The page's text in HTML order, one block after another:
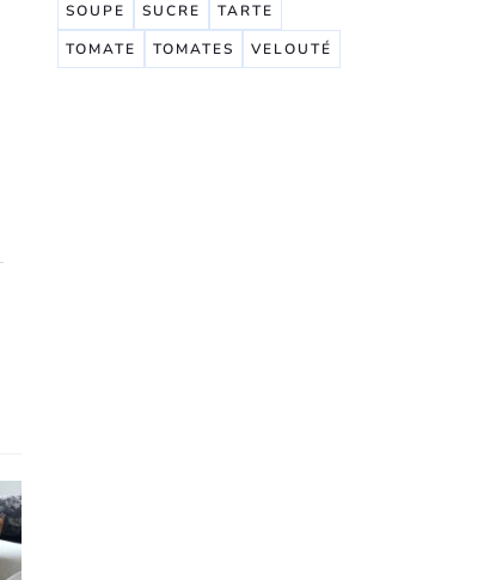
SOUPE
SUCRE
TARTE
TOMATE
TOMATES VELOUTÉ